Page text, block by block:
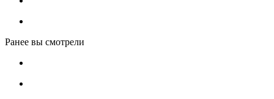
Ранее вы смотрели